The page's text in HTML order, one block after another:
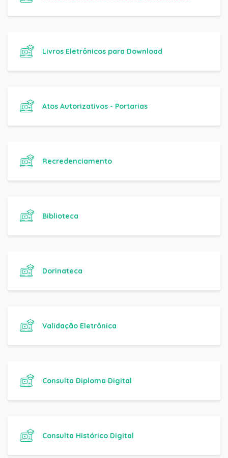
Livros Eletrônicos para Download
Atos Autorizativos - Portarias
Recredenciamento
Biblioteca
Dorinateca
Validação Eletrônica
Consulta Diploma Digital
Consulta Histórico Digital